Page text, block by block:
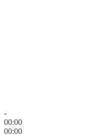
-
00:00
00:00